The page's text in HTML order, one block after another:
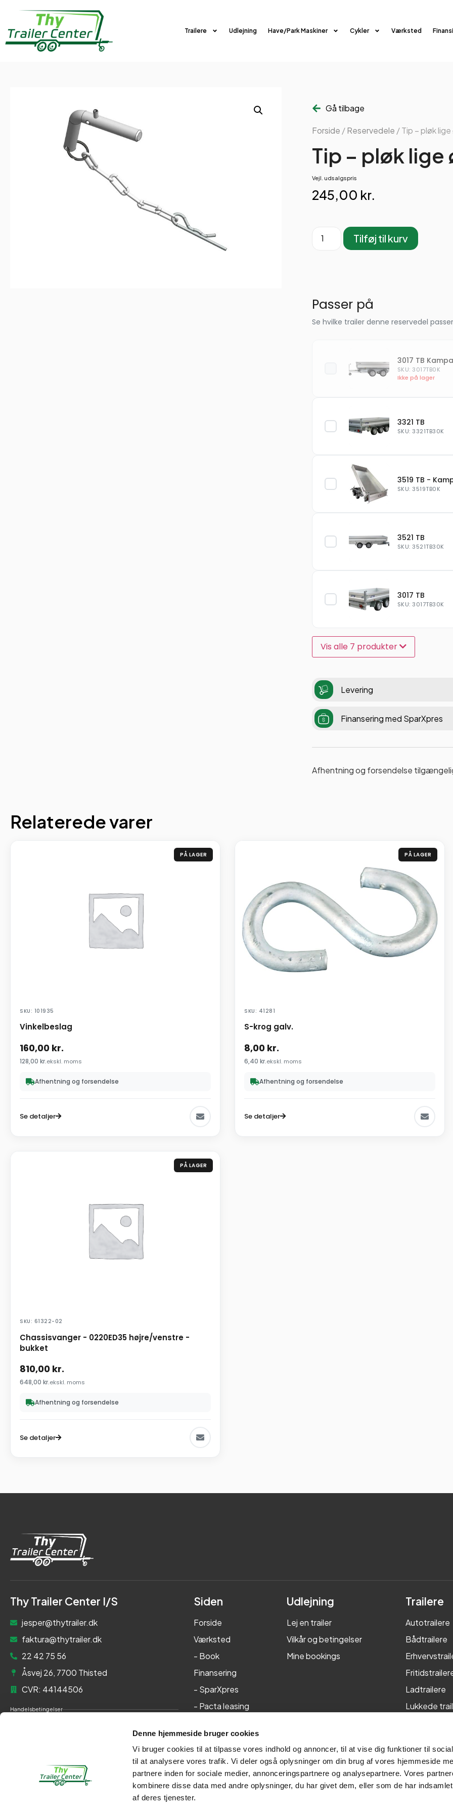
Denne hjemmeside bruger cookies
Vi bruger cookies til at tilpasse vores indhold og annoncer, til at vise dig funktioner til
til at analysere vores trafik. Vi deler også oplysninger om din brug af vores hjemmeside
partnere inden for sociale medier, annonceringspartnere og analysepartnere. Vores
kombinere disse data med andre oplysninger, du har givet dem, eller som de har
af deres tjenester.
Trailere Udlejning Have/Park Maskiner Cykler Værksted
Gå tilbage
Forside /Reservedele / Tip – pløk lige
Tip – pløk lige
Vejl. udsalgspris
245,00 kr.
Tilføj til kurv
Passer på
Se hvilke trailer denne reservedel
3017 TB
SKU: 3017TB0K
Ikke på lager
3321 TB
SKU: 3321TB30K
3519 TB -
SKU: 3519TB0K
3521 TB
SKU: 3521TB30K
3017 TB
SKU: 3017TB30K
Vis alle 7 produkter
Levering
Finansering med SparXpres
Afhentning og forsendelse
Relaterede varer
PÅ LAGER
SKU: 101935
Vinkelbeslag
160,00 kr.
128,00 kr.ekskl. moms
Afhentning og forsendelse
Se detaljer
PÅ LAGER
SKU: 41281
S-krog galv.
8,00 kr.
6,40 kr.ekskl. moms
Afhentning og forsendelse
Se detaljer
PÅ LAGER
SKU: 61322-02
Chassisvanger - 0220ED35 højre/venstre -
bukket
810,00 kr.
648,00 kr.ekskl. moms
Afhentning og forsendelse
Se detaljer
Thy Trailer Center I/S
jesper@thytrailer.dk
faktura@thytrailer.dk
22 42 75 56
Åsvej 26, 7700 Thisted
CVR: 44144506
Handelsbetingelser
Siden
Forside
Værksted
- Book
Finansering
- SparXpres
- Pacta leasing
Kontakt
Udlejning
Lej en trailer
Vilkår og betingelser
Mine bookings
Trailere
Autotrailere
Bådtrailere
Ladtrailere
Lukkede